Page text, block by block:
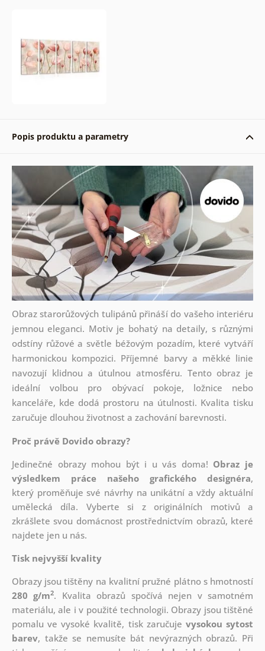
Popis produktu a parametry
Obraz starorůžových tulipánů přináší do vašeho interiéru
jemnou eleganci. Motiv je bohatý na detaily, s různými
odstíny růžové a světle béžovým pozadím, které vytváří
harmonickou kompozici. Příjemné barvy a měkké linie
navozují klidnou a útulnou atmosféru. Tento obraz je
ideální volbou pro obývací pokoje, ložnice nebo
kanceláře, kde dodá prostoru na útulnosti. Kvalita tisku
zaručuje dlouhou životnost a zachování barevnosti.
Proč právě Dovido obrazy?
Jedinečné obrazy mohou být i u vás doma! Obraz je
výsledkem práce našeho grafického designéra,
který proměňuje své návrhy na unikátní a vždy aktuální
umělecká díla. Vyberte si z originálních motivů a
zkrášlete svou domácnost prostřednictvím obrazů, které
najdete jen u nás.
Tisk nejvyšší kvality
Obrazy jsou tištěny na kvalitní pružné plátno s hmotností
280 g/m2. Kvalita obrazů spočívá nejen v samotném
materiálu, ale i v použité technologii. Obrazy jsou tištěné
pomalu ve vysoké kvalitě, tisk zaručuje vysokou sytost
barev, takže se nemusíte bát nevýrazných obrazů. Při